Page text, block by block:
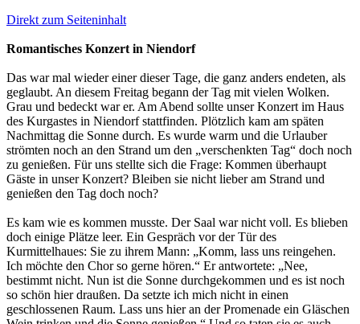
Direkt zum Seiteninhalt
Romantisches Konzert in Niendorf
Das war mal wieder einer dieser Tage, die ganz anders endeten, als
geglaubt. An diesem Freitag begann der Tag mit vielen Wolken.
Grau und bedeckt war er. Am Abend sollte unser Konzert im Haus
des Kurgastes in Niendorf stattfinden. Plötzlich kam am späten
Nachmittag die Sonne durch. Es wurde warm und die Urlauber
strömten noch an den Strand um den „verschenkten Tag“ doch noch
zu genießen. Für uns stellte sich die Frage: Kommen überhaupt
Gäste in unser Konzert? Bleiben sie nicht lieber am Strand und
genießen den Tag doch noch?
Es kam wie es kommen musste. Der Saal war nicht voll. Es blieben
doch einige Plätze leer. Ein Gespräch vor der Tür des
Kurmittelhaues: Sie zu ihrem Mann: „Komm, lass uns reingehen.
Ich möchte den Chor so gerne hören.“ Er antwortete: „Nee,
bestimmt nicht. Nun ist die Sonne durchgekommen und es ist noch
so schön hier draußen. Da setzte ich mich nicht in einen
geschlossenen Raum. Lass uns hier an der Promenade ein Gläschen